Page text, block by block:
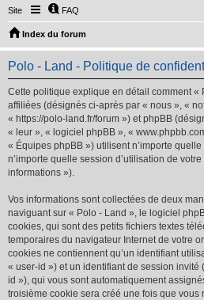
Site FAQ
Index du forum
Polo - Land - Politique de
Cette politique explique en détail comment «
affiliées (désignés ci-après par « nous », «
« https://polo-land.fr/forum ») et phpBB
« leur », « logiciel phpBB », «
« Équipes phpBB ») utilisent n’importe
n’importe quelle session d’utilisation de
informations »).
Vos informations sont collectées de deux
naviguant sur « Polo - Land », le logiciel
cookies, qui sont des petits fichiers textes
temporaires du navigateur Internet de votre
cookies ne contiennent qu’un identifiant
« user-id ») et un identifiant de session
id »), qui vous sont automatiquement
troisième cookie sera créé une fois que vous